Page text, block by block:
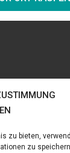
zu bieten,
zu